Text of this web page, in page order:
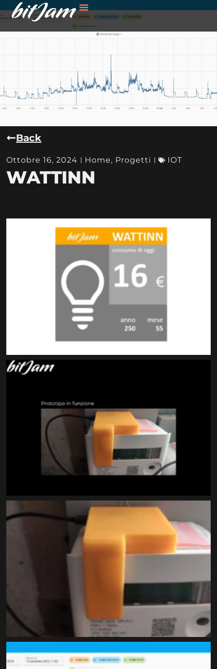
Back
Ottobre 16, 2024 Home, Progetti IOT
WATTINN